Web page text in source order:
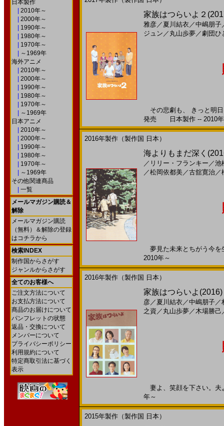
日本製作
2010年～
2000年～
1990年～
1980年～
1970年～
～1969年
海外アニメ
2010年～
2000年～
1990年～
1980年～
1970年～
～1969年
日本アニメ
2010年～
2000年～
1990年～
1980年～
1970年～
～1969年
その他関連商品
一覧
メールマガジン購読＆
解除
メールマガジン購読
（無料）＆解除の登録
はコチラから
検索INDEX
制作国からさがす
ジャンルからさがす
全てのお客様へ
ご注文方法について
お支払方法について
商品のお届けについて
パンフレットの状態
返品・交換について
メンバーについて
プライバシーポリシー
利用規約について
特定商取引法に基づく
表示
家族はつらいよ２
雅彦／ 夏川結衣 ／中嶋朋子
ジュン ／ 丸山歩夢／ 劇団ひ
その悲劇も、 きっと明
発売 日本製作 -- 2010
2016年製作（製作国 日本）
海よりもまだ深く
／ リリー・フランキー ／池
／松岡依都美／古舘寛治／
夢見た未来とちがう今
2010年～
2016年製作（製作国 日本）
家族はつらいよ
彦／ 夏川結衣 ／中嶋朋子／
之資 ／ 丸山歩夢／木場勝己
妻よ、笑顔を下さい。
年～
2015年製作（製作国 日本）